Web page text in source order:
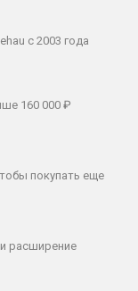
с 2003 года
160 000 ₽
покупать еще
и расширение